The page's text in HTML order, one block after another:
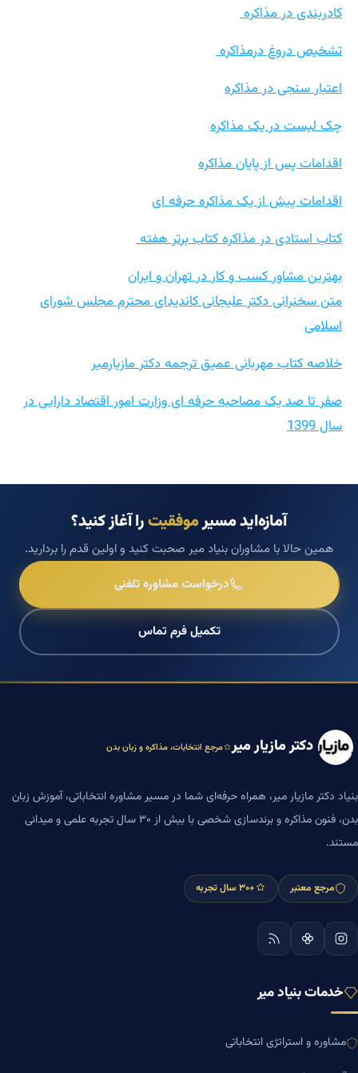
کادربندی در مذاکره
تشخیص دروغ درمذاکره
اعتبار سنجی در مذاکره
چک لیست در یک مذاکره
اقدامات پس از پایان مذاکره
اقدامات پیش از یک مذاکره حرفه ای
کتاب استادی در مذاکره کتاب برتر هفته
بهترین مشاور کسب و کار در تهران و ایران
متن سخنرانی دکتر علیجانی کاندیدای محترم مجلس شورای
اسلامی
خلاصه کتاب مهربانی عمیق ترجمه دکتر مازیارمیر
صفر تا صد یک مصاحبه حرفه ای وزارت امور اقتصاد دارایی در
سال 1399
آمازه‌اید مسیرموفقیترا آغاز کنید؟
همین حالا با مشاوران بنیاد میر صحبت کنید و اولین قدم را بردارید.
درخواست مشاوره تلفنی
تکمیل فرم تماس
دکتر مازیار میر مرجع انتخابات، مذاکره و زبان بدن
بنیاد دکتر مازیار میر، همراه حرفه‌ای شما در مسیر مشاوره انتخاباتی، آموزش زبان
بدن، فنون مذاکره و برندسازی شخصی با بیش از ۳۰ سال تجربه علمی و میدانی
مستند.
مرجع معتبر +۳۰ سال تجربه
خدمات بنیاد میر
مشاوره و استراتژی انتخاباتی